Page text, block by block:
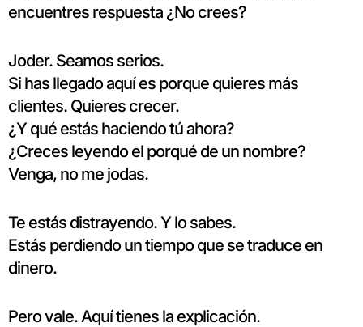
encuentres respuesta ¿No crees?
Joder. Seamos serios.
Si has llegado aquí es porque quieres más
clientes. Quieres crecer.
¿Y qué estás haciendo tú ahora?
¿Creces leyendo el porqué de un nombre?
Venga, no me jodas.
Te estás distrayendo. Y lo sabes.
Estás perdiendo un tiempo que se traduce en
dinero.
Pero vale. Aquí tienes la explicación.